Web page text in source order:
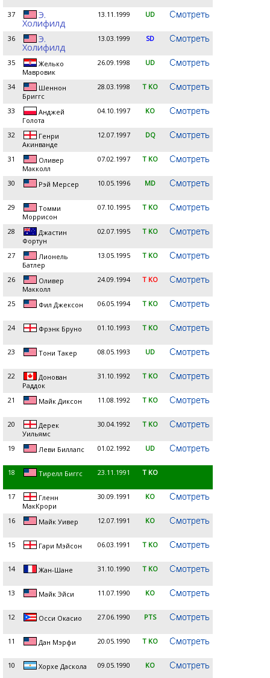
37 Э.
Холифилд
13.11.1999 UD
36 Э.
Холифилд
13.03.1999 SD
35
Желько
Мавровик
26.09.1998 UD
34
Шеннон
Бриггс
28.03.1998 T KO
33
Анджей
Голота
04.10.1997 KO
32
Генри
Акинванде
12.07.1997 DQ
31
Оливер
Макколл
07.02.1997 T KO
30 Рэй Мерсер 10.05.1996 MD
29
Томми
Моррисон
07.10.1995 T KO
28
Джастин
Фортун
02.07.1995 T KO
27
Лионель
Батлер
13.05.1995 T KO
26
Оливер
Макколл
24.09.1994 T KO
25 Фил Джексон 06.05.1994 T KO
24 Фрэнк Бруно 01.10.1993 T KO
23 Тони Такер 08.05.1993 UD
22
Донован
Раддок
31.10.1992 T KO
21 Майк Диксон 11.08.1992 T KO
20
Дерек
Уильямс
30.04.1992 T KO
19 Леви Биллапс 01.02.1992 UD
18 Тирелл Биггс 23.11.1991 T KO
17
Гленн
МакКрори
30.09.1991 KO
16 Майк Уивер 12.07.1991 KO
15 Гари Мэйсон 06.03.1991 T KO
14 Жан-Шане 31.10.1990 T KO
13 Майк Эйси 11.07.1990 KO
12 Осси Окасио 27.06.1990 PTS
11 Дан Мэрфи 20.05.1990 T KO
10 Хорхе Даскола 09.05.1990 KO